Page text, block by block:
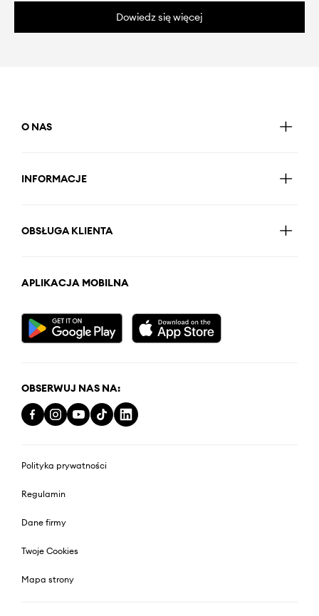
Dowiedz się więcej
O NAS
INFORMACJE
OBSŁUGA KLIENTA
APLIKACJA MOBILNA
OBSERWUJ NAS NA:
Polityka prywatności
Regulamin
Dane firmy
Twoje Cookies
Mapa strony